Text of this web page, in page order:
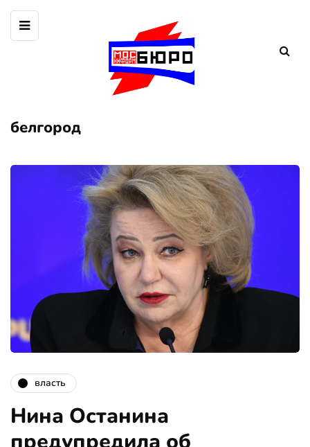
белгород
власть
Нина Останина